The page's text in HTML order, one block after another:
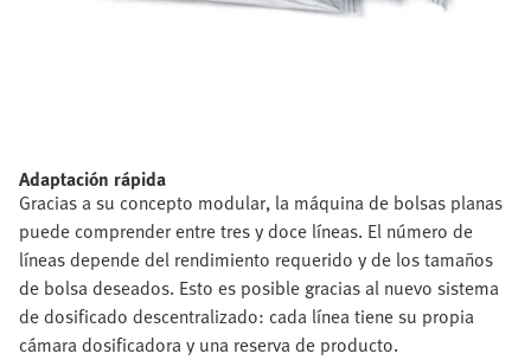
Adaptación rápida
Gracias a su concepto modular, la máquina de bolsas planas
puede comprender entre tres y doce líneas. El número de
líneas depende del rendimiento requerido y de los tamaños
de bolsa deseados. Esto es posible gracias al nuevo sistema
de dosificado descentralizado: cada línea tiene su propia
cámara dosificadora y una reserva de producto.